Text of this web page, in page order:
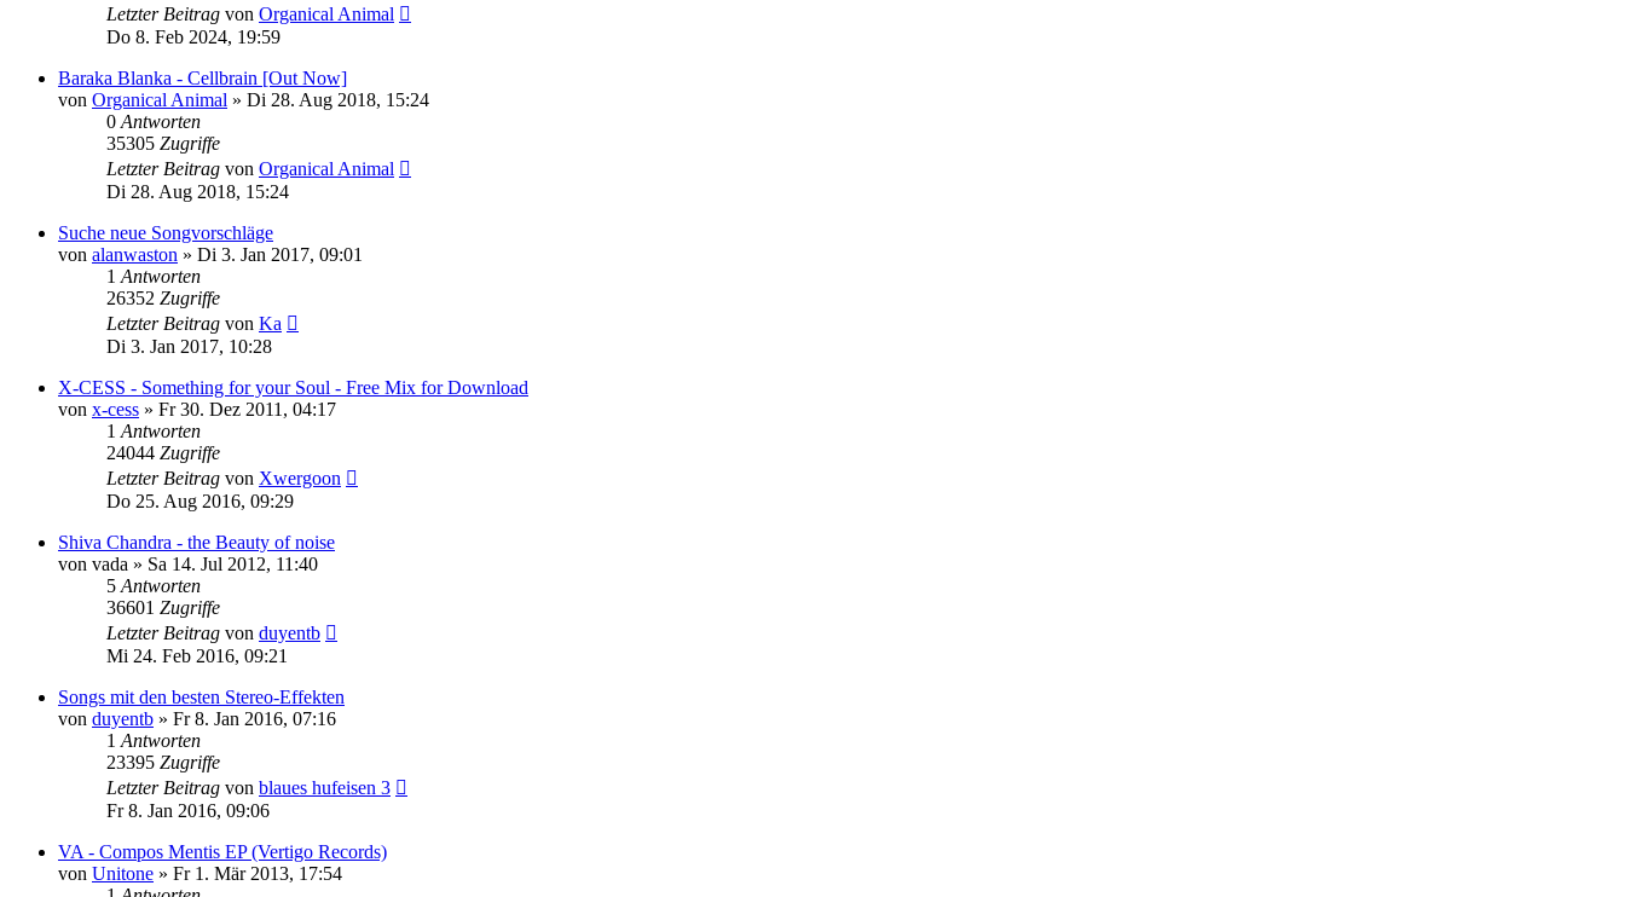
Letzter Beitrag von Organical Animal
Do 8. Feb 2024, 19:59
Baraka Blanka - Cellbrain [Out Now]
von Organical Animal » Di 28. Aug 2018, 15:24
0 Antworten
35305 Zugriffe
Letzter Beitrag von Organical Animal
Di 28. Aug 2018, 15:24
Suche neue Songvorschläge
von alanwaston » Di 3. Jan 2017, 09:01
1 Antworten
26352 Zugriffe
Letzter Beitrag von Ka
Di 3. Jan 2017, 10:28
X-CESS - Something for your Soul - Free Mix for Download
von x-cess » Fr 30. Dez 2011, 04:17
1 Antworten
24044 Zugriffe
Letzter Beitrag von Xwergoon
Do 25. Aug 2016, 09:29
Shiva Chandra - the Beauty of noise
von vada » Sa 14. Jul 2012, 11:40
5 Antworten
36601 Zugriffe
Letzter Beitrag von duyentb
Mi 24. Feb 2016, 09:21
Songs mit den besten Stereo-Effekten
von duyentb » Fr 8. Jan 2016, 07:16
1 Antworten
23395 Zugriffe
Letzter Beitrag von blaues hufeisen 3
Fr 8. Jan 2016, 09:06
VA - Compos Mentis EP (Vertigo Records)
von Unitone » Fr 1. Mär 2013, 17:54